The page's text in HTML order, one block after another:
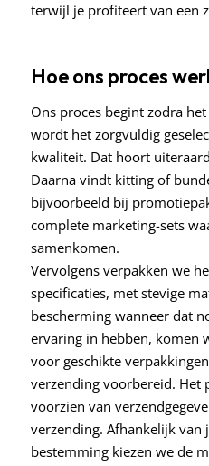
terwijl je profiteert van een
Hoe ons proces
Ons proces begint zodra
wordt het zorgvuldig
kwaliteit. Dat hoort
Daarna vindt kitting of
bijvoorbeeld bij
complete marketing-sets
samenkomen.
Vervolgens verpakken we
specificaties, met stevige
bescherming wanneer dat
ervaring in hebben, komen
voor geschikte
verzending voorbereid. Het
voorzien van
verzending. Afhankelijk van
bestemming kiezen we de